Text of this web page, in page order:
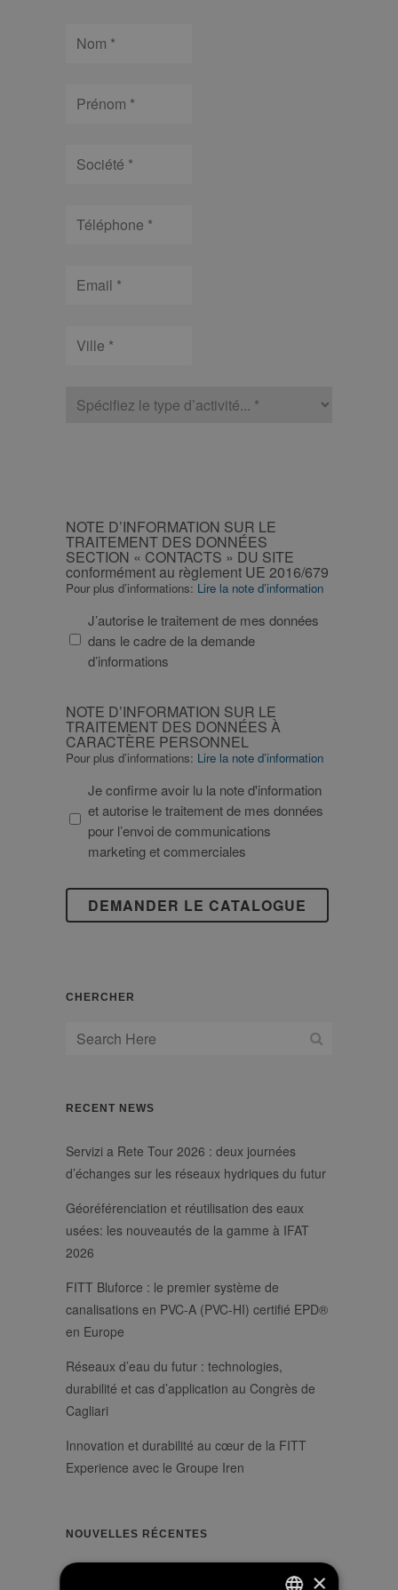
d’activité
NOTE
D’INFORMATION
SUR
LE
TRAITEMENT
DES
DONNÉES
SECTION
»
DU
SITE
conformément
règlement
NOTE D’INFORMATION SUR LE
TRAITEMENT DES DONNÉES
SECTION « CONTACTS » DU SITE
conformément au règlement UE 2016/679
Pour plus d’informations: Lire la note d’information
J’autorise le traitement de mes données
dans le cadre de la demande
d’informations
NOTE
D’INFORMATION
SUR
LE
TRAITEMENT
DES
DONNÉES
CARACTÈRE
PERSONNEL
NOTE D’INFORMATION SUR LE
TRAITEMENT DES DONNÉES À
CARACTÈRE PERSONNEL
Pour plus d’informations: Lire la note d’information
Je confirme avoir lu la note d'information
et autorise le traitement de mes données
pour l’envoi de communications
marketing et commerciales
CHERCHER
RECENT NEWS
Servizi a Rete Tour 2026 : deux journées
d’échanges sur les réseaux hydriques du futur
Géoréférenciation et réutilisation des eaux
usées: les nouveautés de la gamme à IFAT
2026
FITT Bluforce : le premier système de
canalisations en PVC-A (PVC-HI) certifié EPD®
en Europe
Réseaux d’eau du futur : technologies,
durabilité et cas d’application au Congrès de
Cagliari
Innovation et durabilité au cœur de la FITT
Experience avec le Groupe Iren
NOUVELLES RÉCENTES
Servizi a Rete Tour 2026 : deux journées ×